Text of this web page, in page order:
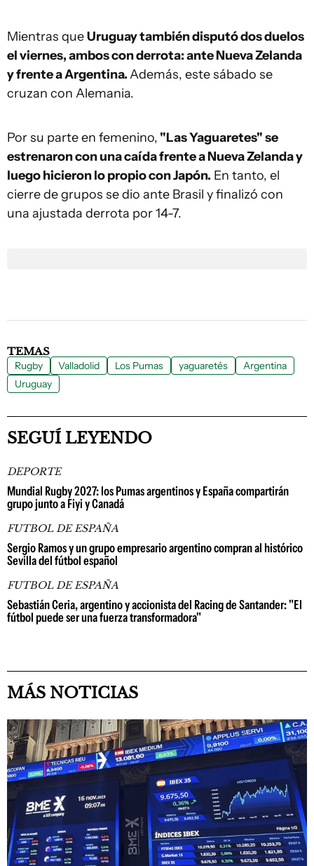
Mientras queUruguay también disputó dos duelos
el viernes, ambos con derrota: ante Nueva Zelanda
y frente a Argentina.Además, este sábado se
cruzan con Alemania.
Por su parte en femenino, "Las Yaguaretes" se
estrenaron con una caída frente a Nueva Zelanda y
luego hicieron lo propio con Japón. En tanto, el
cierre de grupos se dio ante Brasil y finalizó con
una ajustada derrota por 14-7.
TEMAS
Rugby Valladolid Los Pumas yaguaretés
Argentina
Uruguay
SEGUÍ LEYENDO
DEPORTE
Mundial Rugby 2027: los Pumas argentinos y España compartirán
grupo junto a Fiyi y Canadá
FUTBOL DE ESPAÑA
Sergio Ramos y un grupo empresario argentino compran al histórico
Sevilla del fútbol español
FUTBOL DE ESPAÑA
Sebastián Ceria, argentino y accionista del Racing de Santander: "El
fútbol puede ser una fuerza transformadora"
MÁS NOTICIAS